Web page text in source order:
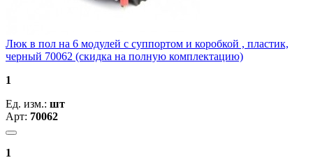
Люк в пол на 6 модулей с суппортом и коробкой , пластик,
черный 70062 (скидка на полную комплектацию)
1
Ед. изм.: шт
Арт: 70062
1